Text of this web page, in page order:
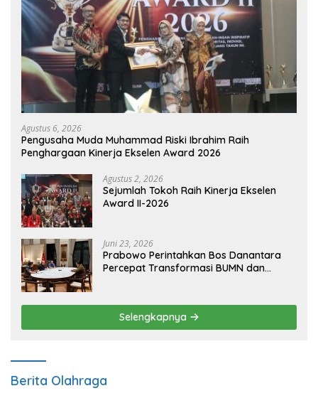
Agustus 6, 2026
Pengusaha Muda Muhammad Riski Ibrahim Raih
Penghargaan Kinerja Ekselen Award 2026
Agustus 2, 2026
Sejumlah Tokoh Raih Kinerja Ekselen
Award II-2026
Juni 23, 2026
Prabowo Perintahkan Bos Danantara
Percepat Transformasi BUMN dan
Selengkapnya
Berita Olahraga